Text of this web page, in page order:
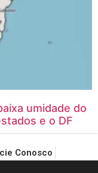
umidade do
e o DF
Conosco